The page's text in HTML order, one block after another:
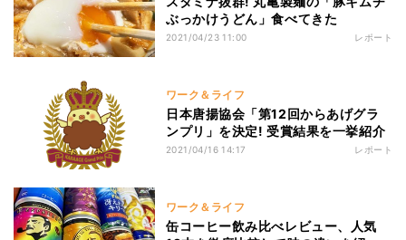
ぶっかけうどん」食べてきた
2021/04/23 11:00 レポート
ワーク＆ライフ
日本唐揚協会「第12回からあげグラ
ンプリ」を決定! 受賞結果を一挙紹介
2021/04/16 14:17 レポート
ワーク＆ライフ
缶コーヒー飲み比べレビュー、人気